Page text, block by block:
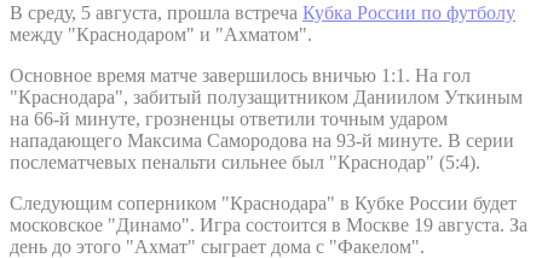
В среду, 5 августа, прошла встреча Кубка России по футболу
между "Краснодаром" и "Ахматом".
Основное время матче завершилось вничью 1:1. На гол
"Краснодара", забитый полузащитником Даниилом Уткиным
на 66-й минуте, грозненцы ответили точным ударом
нападающего Максима Самородова на 93-й минуте. В серии
послематчевых пенальти сильнее был "Краснодар" (5:4).
Следующим соперником "Краснодара" в Кубке России будет
московское "Динамо". Игра состоится в Москве 19 августа. За
день до этого "Ахмат" сыграет дома с "Факелом".